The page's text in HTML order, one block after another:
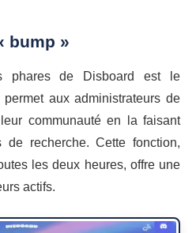
bump »
phares de Disboard est le
aux administrateurs de
communauté en la faisant
recherche. Cette fonction,
les deux heures, offre une
actifs.